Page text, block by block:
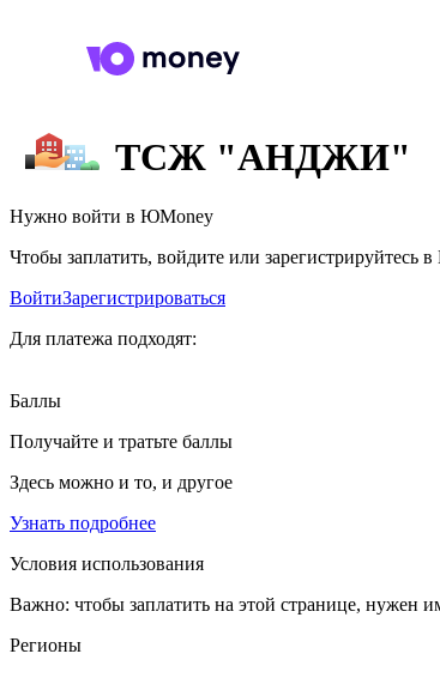
ТСЖ "АНДЖИ"
Нужно войти в ЮMoney
Чтобы заплатить, войдите или зарегистрируйтесь
ВойтиЗарегистрироваться
Для платежа подходят:
Баллы
Получайте и тратьте баллы
Здесь можно и то, и другое
Узнать подробнее
Условия использования
Важно: чтобы заплатить на этой странице,
Регионы